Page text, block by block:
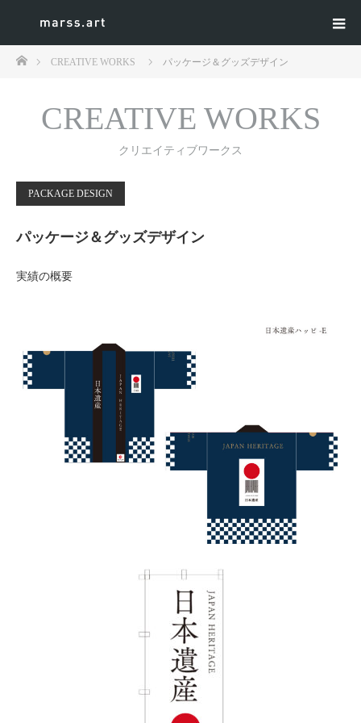
ホームCREATIVE WORKS パッケージ＆グッズデザイン
CREATIVE WORKS
クリエイティブワークス
PACKAGE DESIGN
パッケージ＆グッズデザイン
実績の概要